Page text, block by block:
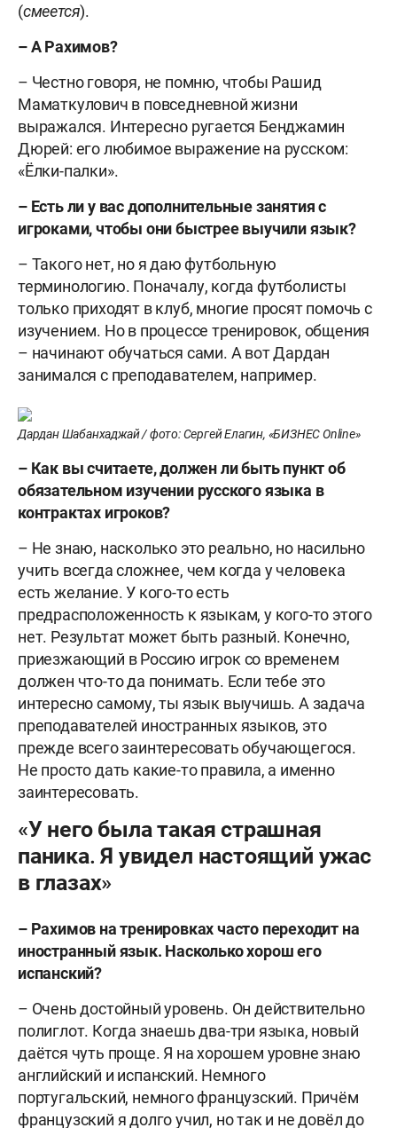
(смеется).
– А Рахимов?
– Честно говоря, не помню, чтобы Рашид
Маматкулович в повседневной жизни
выражался. Интересно ругается Бенджамин
Дюрей: его любимое выражение на русском:
«Ёлки-палки».
– Есть ли у вас дополнительные занятия с
игроками, чтобы они быстрее выучили язык?
– Такого нет, но я даю футбольную
терминологию. Поначалу, когда футболисты
только приходят в клуб, многие просят помочь с
изучением. Но в процессе тренировок, общения
– начинают обучаться сами. А вот Дардан
занимался с преподавателем, например.
Дардан Шабанхаджай / фото: Сергей Елагин, «БИЗНЕС Online»
– Как вы считаете, должен ли быть пункт об
обязательном изучении русского языка в
контрактах игроков?
– Не знаю, насколько это реально, но насильно
учить всегда сложнее, чем когда у человека
есть желание. У кого-то есть
предрасположенность к языкам, у кого-то этого
нет. Результат может быть разный. Конечно,
приезжающий в Россию игрок со временем
должен что-то да понимать. Если тебе это
интересно самому, ты язык выучишь. А задача
преподавателей иностранных языков, это
прежде всего заинтересовать обучающегося.
Не просто дать какие-то правила, а именно
заинтересовать.
«У него была такая страшная
паника. Я увидел настоящий ужас
в глазах»
– Рахимов на тренировках часто переходит на
иностранный язык. Насколько хорош его
испанский?
– Очень достойный уровень. Он действительно
полиглот. Когда знаешь два-три языка, новый
даётся чуть проще. Я на хорошем уровне знаю
английский и испанский. Немного
португальский, немного французский. Причём
французский я долго учил, но так и не довёл до